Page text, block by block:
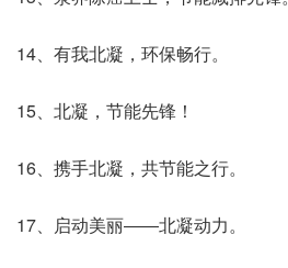
14、有我北凝，环保畅行。
15、北凝，节能先锋！
16、携手北凝，共节能之行。
17、启动美丽――北凝动力。